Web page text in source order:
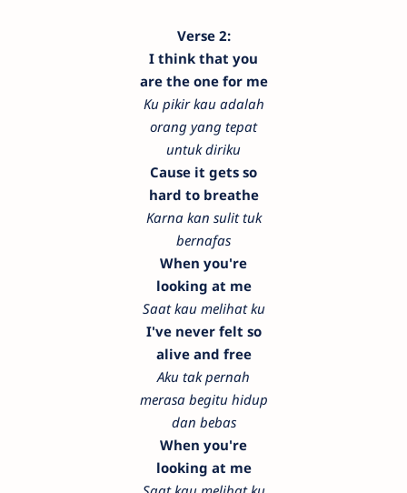
Verse 2:
I think that you
are the one for me
Ku pikir kau adalah
orang yang tepat
untuk diriku
Cause it gets so
hard to breathe
Karna kan sulit tuk
bernafas
When you're
looking at me
Saat kau melihat ku
I've never felt so
alive and free
Aku tak pernah
merasa begitu hidup
dan bebas
When you're
looking at me